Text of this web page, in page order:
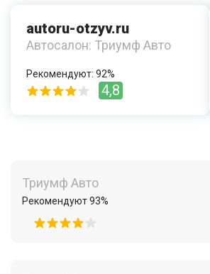
autoru-otzyv.ru
Автосалон: Триумф Авто
Рекомендуют: 92%
4,8
Триумф Авто
Рекомендуют 93%